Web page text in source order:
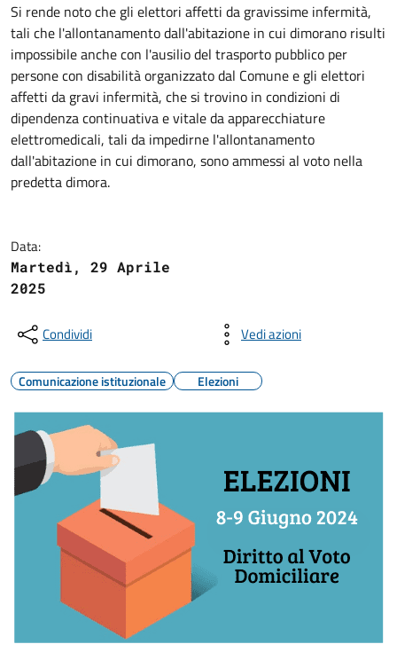
Si rende noto che gli elettori affetti da gravissime infermità,
tali che l'allontanamento dall'abitazione in cui dimorano risulti
impossibile anche con l'ausilio del trasporto pubblico per
persone con disabilità organizzato dal Comune e gli elettori
affetti da gravi infermità, che si trovino in condizioni di
dipendenza continuativa e vitale da apparecchiature
elettromedicali, tali da impedirne l'allontanamento
dall'abitazione in cui dimorano, sono ammessi al voto nella
predetta dimora.
Data:
Martedì, 29 Aprile
2025
Condividi Vedi azioni
Comunicazione istituzionale Elezioni